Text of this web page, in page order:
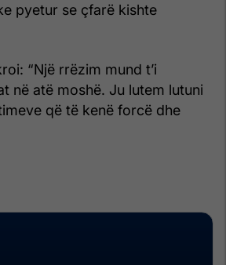
pyetur se çfarë kishte
“Një rrëzim mund t’i
në atë moshë. Ju lutem lutuni
që të kenë forcë dhe